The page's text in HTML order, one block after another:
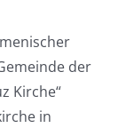
der
Kirche“
in